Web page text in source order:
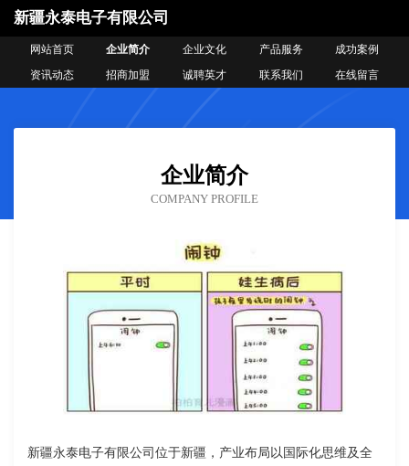
新疆永泰电子有限公司
网站首页 企业简介 企业文化 产品服务
成功案例
资讯动态
招商加盟 诚聘英才 联系我们 在线留言
企业简介
COMPANY PROFILE
新疆永泰电子有限公司位于新疆，产业布局以国际化思维及全